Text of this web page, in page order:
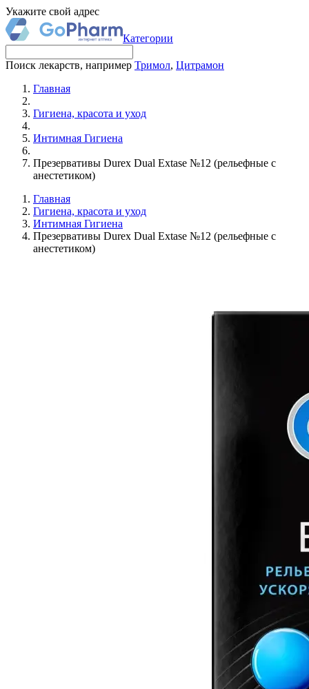
Укажите свой адрес
Категории
Поиск лекарств, например Тримол, Цитрамон
Главная
Гигиена, красота и уход
Интимная Гигиена
Презервативы Durex Dual Extase №12 (рельефные с
анестетиком)
Главная
Гигиена, красота и уход
Интимная Гигиена
Презервативы Durex Dual Extase №12 (рельефные с
анестетиком)